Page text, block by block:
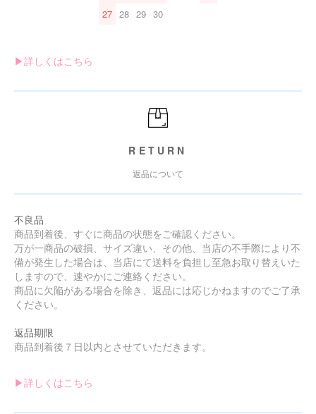
27 28 29 30
▶︎詳しくはこちら
RETURN
返品について
不良品
商品到着後、すぐに商品の状態をご確認ください。
万が一商品の破損、サイズ違い、その他、当店の不手際により不
備が発生した場合は、当店にて送料を負担し至急お取り替えいた
しますので、速やかにご連絡ください。
商品に欠陥がある場合を除き、返品には応じかねますのでご了承
ください。
返品期限
商品到着後７日以内とさせていただきます。
▶︎詳しくはこちら